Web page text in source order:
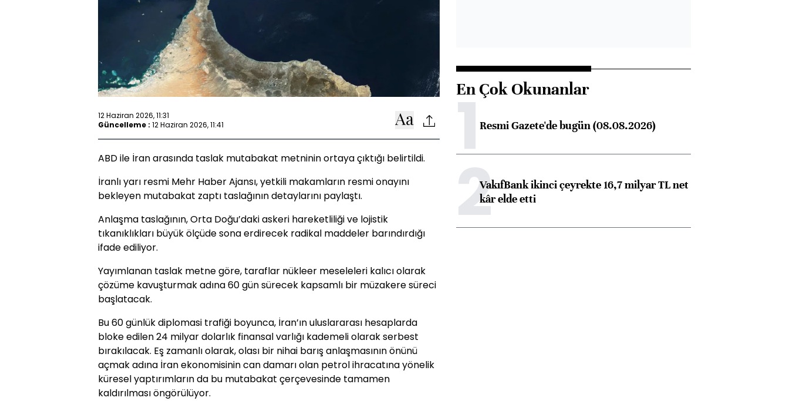
12 Haziran 2026, 11:31
Güncelleme : 12 Haziran 2026, 11:41
ABD ile İran arasında taslak mutabakat metninin ortaya çıktığı belirtildi.
İranlı yarı resmi Mehr Haber Ajansı, yetkili makamların resmi onayını
bekleyen mutabakat zaptı taslağının detaylarını paylaştı.
Anlaşma taslağının, Orta Doğu’daki askeri hareketliliği ve lojistik
tıkanıklıkları büyük ölçüde sona erdirecek radikal maddeler barındırdığı
ifade ediliyor.
Yayımlanan taslak metne göre, taraflar nükleer meseleleri kalıcı olarak
çözüme kavuşturmak adına 60 gün sürecek kapsamlı bir müzakere süreci
başlatacak.
Bu 60 günlük diplomasi trafiği boyunca, İran’ın uluslararası hesaplarda
bloke edilen 24 milyar dolarlık finansal varlığı kademeli olarak serbest
bırakılacak. Eş zamanlı olarak, olası bir nihai barış anlaşmasının önünü
açmak adına İran ekonomisinin can damarı olan petrol ihracatına yönelik
küresel yaptırımların da bu mutabakat çerçevesinde tamamen
kaldırılması öngörülüyor.
En Çok Okunanlar
1Resmi Gazete'de bugün (08.08.2026)
2VakıfBank ikinci çeyrekte 16,7 milyar TL net
kâr elde etti